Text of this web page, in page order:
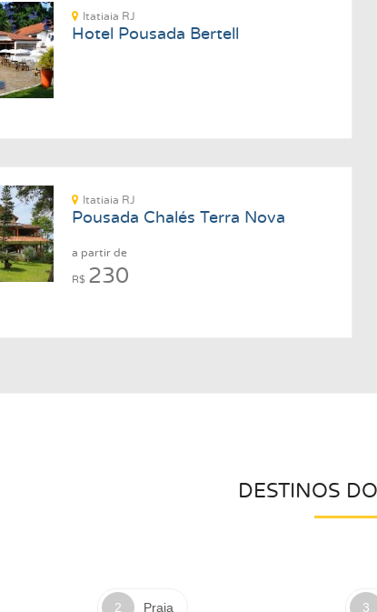
Itatiaia RJ
Hotel Pousada Bertell
Itatiaia RJ
Pousada Chalés Terra Nova
a partir de
R$ 230
DESTINOS
Praia